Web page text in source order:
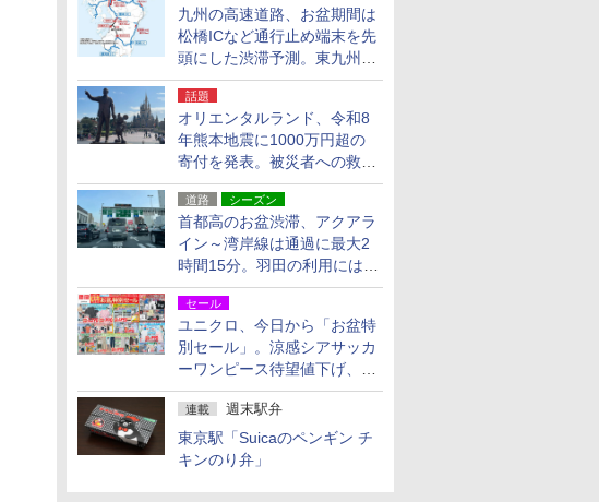
九州の高速道路、お盆期間は
松橋ICなど通行止め端末を先
頭にした渋滞予測。東九州道
への迂回は料金調整を実施
話題
オリエンタルランド、令和8
年熊本地震に1000万円超の
寄付を発表。被災者への救援
活動・復旧支援
道路 シーズン
首都高のお盆渋滞、アクアラ
イン～湾岸線は通過に最大2
時間15分。羽田の利用には
「空港西出口」の利用検討を
セール
ユニクロ、今日から「お盆特
別セール」。涼感シアサッカ
ーワンピース待望値下げ、撥
水ギアショーツは1990円に
連載 週末駅弁
東京駅「Suicaのペンギン チ
キンのり弁」